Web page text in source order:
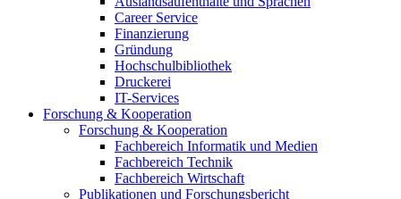
Career Service
Finanzierung
Gründung
Hochschulbibliothek
Druckerei
IT-Services
Forschung & Kooperation
Forschung & Kooperation
Fachbereich Informatik und Medien
Fachbereich Technik
Fachbereich Wirtschaft
Publikationen und Forschungsbericht